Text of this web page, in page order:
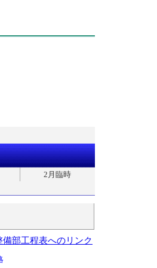
2月臨時
部工程表へのリンク